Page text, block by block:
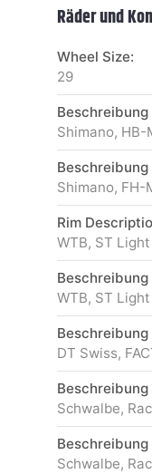
Räder und
Wheel Size:
29
Shimano, HB-
Shimano, FH-
Rim
WTB, ST
WTB, ST
Beschreibung
DT Swiss,
Beschreibung
Schwalbe,
Schwalbe,